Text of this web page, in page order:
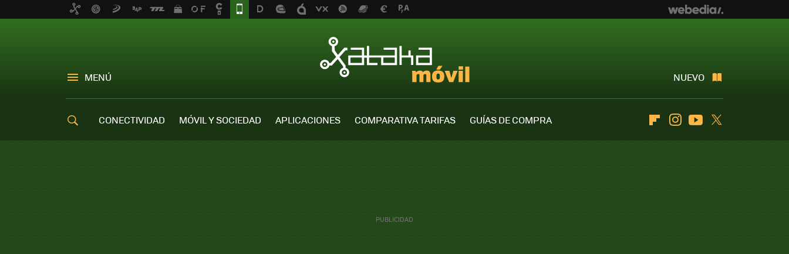
MENÚ NUEVO
CONECTIVIDAD MÓVIL Y SOCIEDAD APLICACIONES COMPARATIVA TARIFAS
GUÍAS DE COMPRA
FlipboardInstagramYoutube